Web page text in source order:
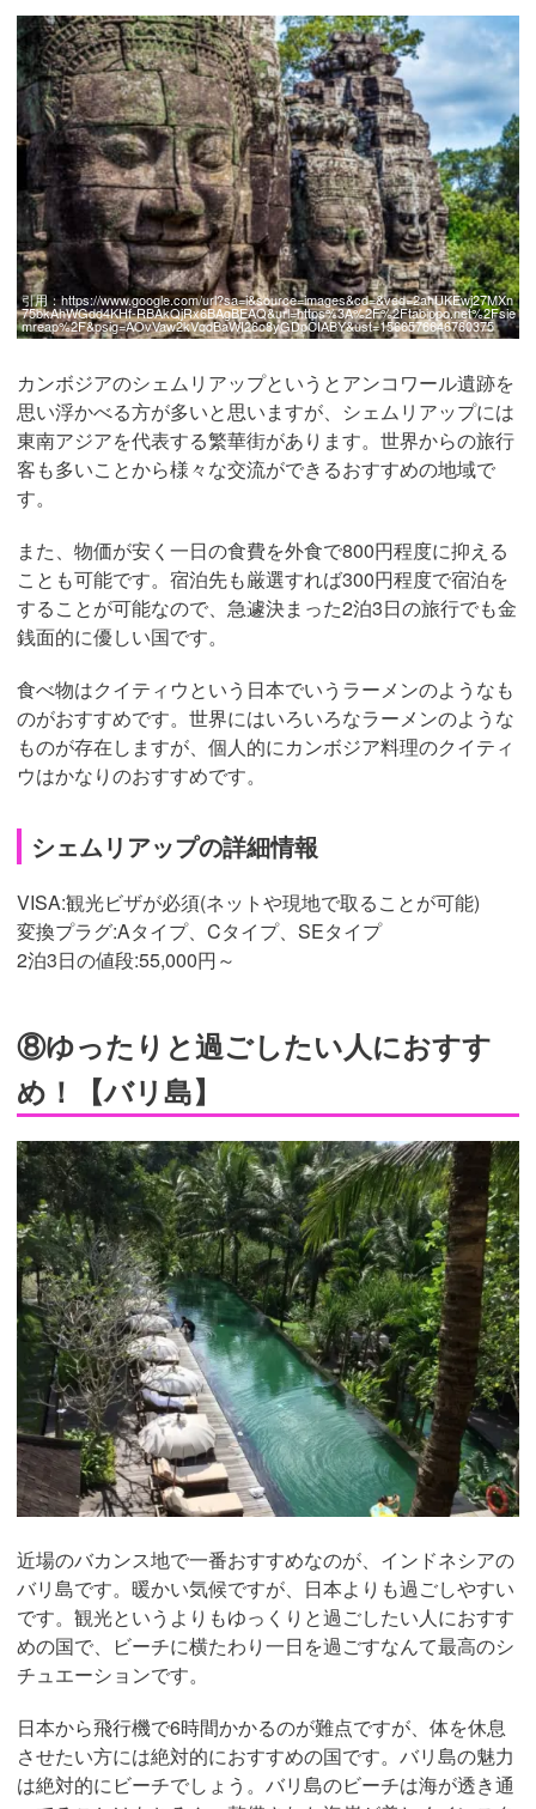
引用：https://www.google.com/url?sa=i&source=images&cd=&ved=2ahUKEwj27MXn
75bkAhWGdd4KHf-RBAkQjRx6BAgBEAQ&url=https%3A%2F%2Ftabippo.net%2Fsie
mreap%2F&psig=AOvVaw2kVqdBaWI26o8yGDpCIABY&ust=1566576646760375
カンボジアのシェムリアップというとアンコワール遺跡を
思い浮かべる方が多いと思いますが、シェムリアップには
東南アジアを代表する繁華街があります。世界からの旅行
客も多いことから様々な交流ができるおすすめの地域で
す。
また、物価が安く一日の食費を外食で800円程度に抑える
ことも可能です。宿泊先も厳選すれば300円程度で宿泊を
することが可能なので、急遽決まった2泊3日の旅行でも金
銭面的に優しい国です。
食べ物はクイティウという日本でいうラーメンのようなも
のがおすすめです。世界にはいろいろなラーメンのような
ものが存在しますが、個人的にカンボジア料理のクイティ
ウはかなりのおすすめです。
シェムリアップの詳細情報
VISA:観光ビザが必須(ネットや現地で取ることが可能)
変換プラグ:Aタイプ、Cタイプ、SEタイプ
2泊3日の値段:55,000円～
⑧ゆったりと過ごしたい人におすす
め！【バリ島】
近場のバカンス地で一番おすすめなのが、インドネシアの
バリ島です。暖かい気候ですが、日本よりも過ごしやすい
です。観光というよりもゆっくりと過ごしたい人におすす
めの国で、ビーチに横たわり一日を過ごすなんて最高のシ
チュエーションです。
日本から飛行機で6時間かかるのが難点ですが、体を休息
させたい方には絶対的におすすめの国です。バリ島の魅力
は絶対的にビーチでしょう。バリ島のビーチは海が透き通